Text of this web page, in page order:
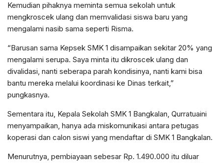
Kemudian pihaknya meminta semua sekolah untuk
mengkroscek ulang dan memvalidasi siswa baru yang
mengalami nasib sama seperti Risma.
“Barusan sama Kepsek SMK 1 disampaikan sekitar 20% yang
mengalami serupa. Saya minta itu dikroscek ulang dan
divalidasi, nanti seberapa parah kondisinya, nanti kami bisa
bantu mereka melalui koordinasi ke Dinas terkait,”
pungkasnya.
Sementara itu, Kepala Sekolah SMK 1 Bangkalan, Qurratuaini
menyampaikan, hanya ada miskomunikasi antara petugas
koperasi dan calon siswi yang mendaftar di SMK 1 Bangkalan.
Menurutnya, pembiayaan sebesar Rp. 1.490.000 itu diluar